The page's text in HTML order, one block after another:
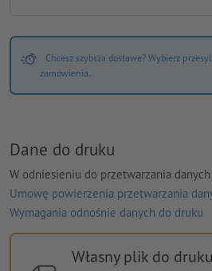
Chcesz szybsza dostawe? Wybierz
zamówienia.
Dane do druku
W odniesieniu do przetwarzania
Umowę powierzenia przetwarzania
Wymagania odnośnie danych do druku
Własny plik do druku